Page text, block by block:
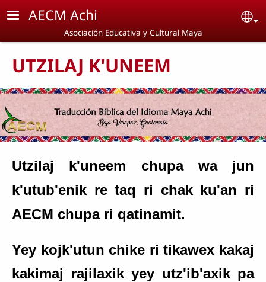
Pasar al contenido principal
AECM Achi
Asociación Educativa y Cultural Maya
UTZILAJ K'UNEEM
Utzilaj k'uneem chupa wa jun
k'utub'enik re taq ri chak ku'an ri
AECM chupa ri qatinamit.
Yey kojk'utun chike ri tikawex kakaj
kakimaj rajilaxik yey utz'ib'axik pa